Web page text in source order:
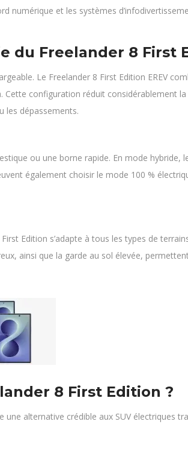
numérique et les systèmes
du Freelander 8 First
Le Freelander 8 First Edition EREV
configuration réduit considérablement
les dépassements.
ou une borne rapide. En mode
également choisir le mode 100 %
Edition s’adapte à tous les types de
ainsi que la garde au sol élevée,
8 First Edition ?
alternative crédible aux SUV électriques